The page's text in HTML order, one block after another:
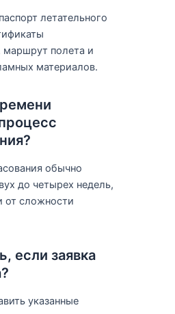
летательного
маршрут полета и
материалов.
обычно
до четырех недель,
от сложности
если заявка
указанные